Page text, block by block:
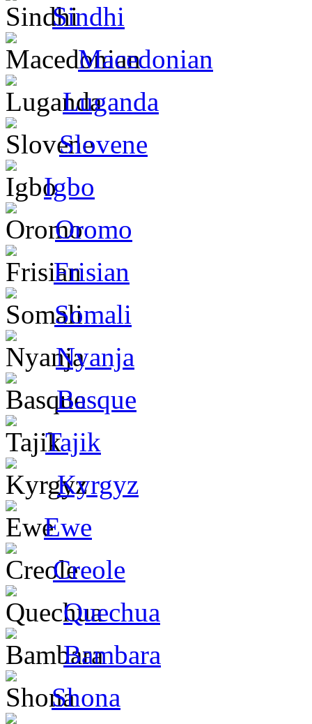
Sindhi
Macedonian
Luganda
Slovene
Igbo
Oromo
Frisian
Somali
Nyanja
Basque
Tajik
Kyrgyz
Ewe
Creole
Quechua
Bambara
Shona